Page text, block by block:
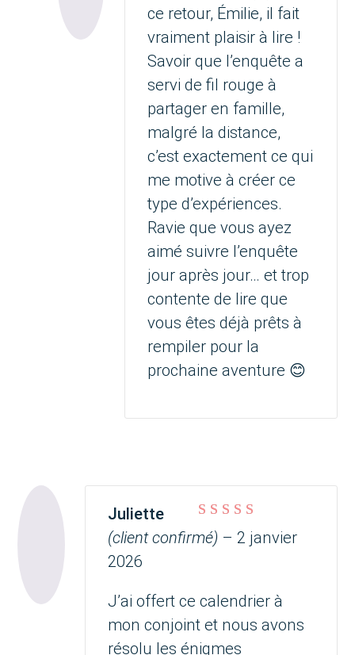
ce retour, Émilie, il fait
vraiment plaisir à lire !
Savoir que l’enquête a
servi de fil rouge à
partager en famille,
malgré la distance,
c’est exactement ce qui
me motive à créer ce
type d’expériences.
Ravie que vous ayez
aimé suivre l’enquête
jour après jour… et trop
contente de lire que
vous êtes déjà prêts à
rempiler pour la
prochaine aventure 😊
Note sur 5
Juliette
(client confirmé) – 2 janvier
2026
J’ai offert ce calendrier à
mon conjoint et nous avons
résolu les énigmes